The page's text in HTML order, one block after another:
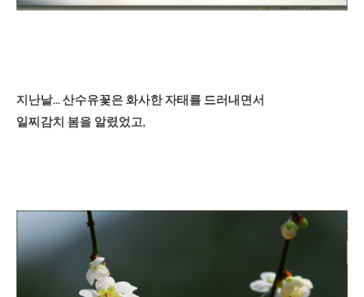
지난날... 산수유꽃은 화사한 자태를 드러내면서
일찌감치 봄을 알렸었고,